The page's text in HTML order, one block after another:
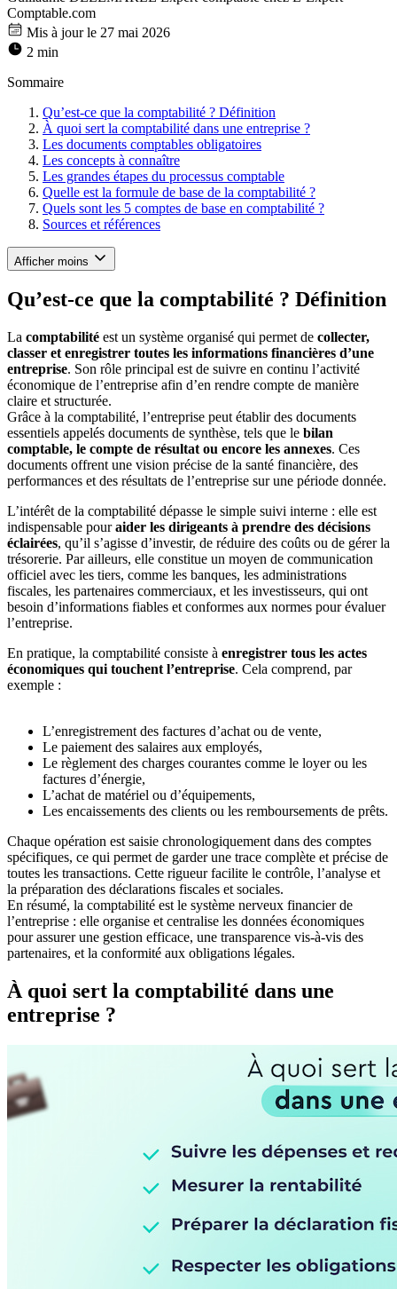
Comptable.com
Mis à jour le 27 mai 2026
2 min
Sommaire
Qu’est-ce que la comptabilité ? Définition
À quoi sert la comptabilité dans une entreprise ?
Les documents comptables obligatoires
Les concepts à connaître
Les grandes étapes du processus comptable
Quelle est la formule de base de la comptabilité ?
Quels sont les 5 comptes de base en comptabilité ?
Sources et références
Afficher moins
Qu’est-ce que la comptabilité ? Définition
La comptabilité est un système organisé qui permet de collecter,
classer et enregistrer toutes les informations financières d’une
entreprise. Son rôle principal est de suivre en continu l’activité
économique de l’entreprise afin d’en rendre compte de manière
claire et structurée.
Grâce à la comptabilité, l’entreprise peut établir des documents
essentiels appelés documents de synthèse, tels que le bilan
comptable, le compte de résultat ou encore les annexes. Ces
documents offrent une vision précise de la santé financière, des
performances et des résultats de l’entreprise sur une période donnée.
L’intérêt de la comptabilité dépasse le simple suivi interne : elle est
indispensable pouraider les dirigeants à prendre des décisions
éclairées, qu’il s’agisse d’investir, de réduire des coûts ou de gérer la
trésorerie. Par ailleurs, elle constitue un moyen de communication
officiel avec les tiers, comme les banques, les administrations
fiscales, les partenaires commerciaux, et les investisseurs, qui ont
besoin d’informations fiables et conformes aux normes pour évaluer
l’entreprise.
En pratique, la comptabilité consiste à enregistrer tous les actes
économiques qui touchent l’entreprise. Cela comprend, par
exemple :
L’enregistrement des factures d’achat ou de vente,
Le paiement des salaires aux employés,
Le règlement des charges courantes comme le loyer ou les
factures d’énergie,
L’achat de matériel ou d’équipements,
Les encaissements des clients ou les remboursements de prêts.
Chaque opération est saisie chronologiquement dans des comptes
spécifiques, ce qui permet de garder une trace complète et précise de
toutes les transactions. Cette rigueur facilite le contrôle, l’analyse et
la préparation des déclarations fiscales et sociales.
En résumé, la comptabilité est le système nerveux financier de
l’entreprise : elle organise et centralise les données économiques
pour assurer une gestion efficace, une transparence vis-à-vis des
partenaires, et la conformité aux obligations légales.
À quoi sert la comptabilité dans une
entreprise ?